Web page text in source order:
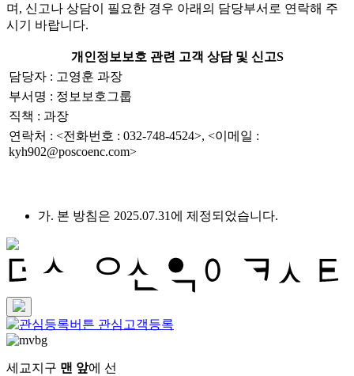
며, 신고나 상담이 필요한 경우 아래의 담당부서로 연락해 주
시기 바랍니다.
개인정보보호 관련 고객 상담 및 신고S
담당자 : 고영훈 과장
부서명 : 정보보호그룹
직책 : 과장
연락처 : <전화번호 : 032-748-4524>, <이메일 :
kyh902@poscoenc.com>
가. 본 방침은 2025.07.31에 제정되었습니다.
관심고객등록
세교지구 맨 앞에 선